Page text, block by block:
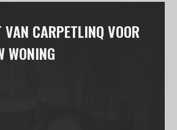
VAN CARPETLINQ VOOR
WONING